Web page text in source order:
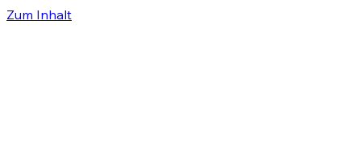
Zum Inhalt